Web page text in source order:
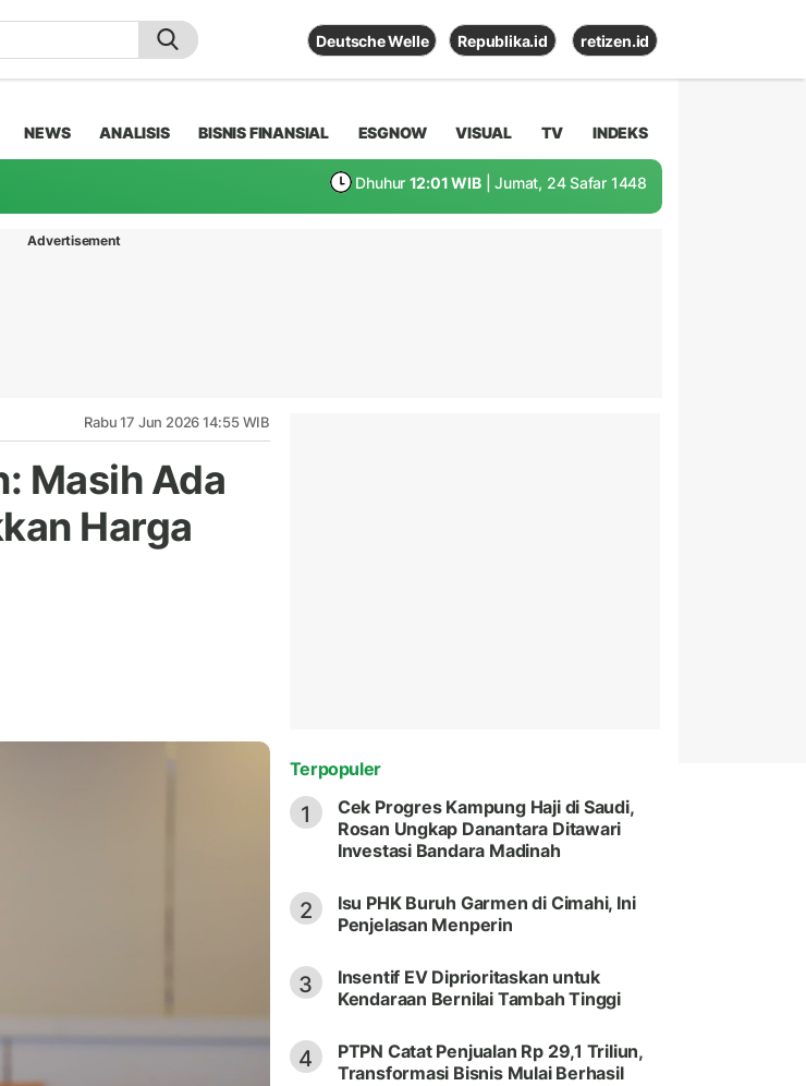
Deutsche Welle Republika.id retizen.id
NEWS ANALISIS BISNIS FINANSIAL ESGNOW VISUAL TV INDEKS
Dhuhur 12:01 WIB | Jumat, 24 Safar 1448
Advertisement
Rabu 17 Jun 2026 14:55 WIB
Masih Ada
Harga
Terpopuler
1
Cek Progres Kampung Haji di Saudi,
Rosan Ungkap Danantara Ditawari
Investasi Bandara Madinah
2
Isu PHK Buruh Garmen di Cimahi, Ini
Penjelasan Menperin
3
Insentif EV Diprioritaskan untuk
Kendaraan Bernilai Tambah Tinggi
4
PTPN Catat Penjualan Rp 29,1 Triliun,
Transformasi Bisnis Mulai Berhasil